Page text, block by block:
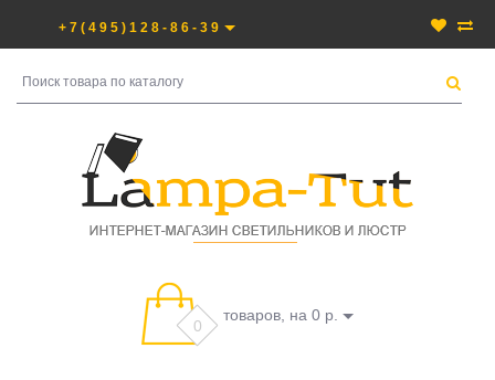
+7(495)128-86-39
0
товаров, на 0 р.